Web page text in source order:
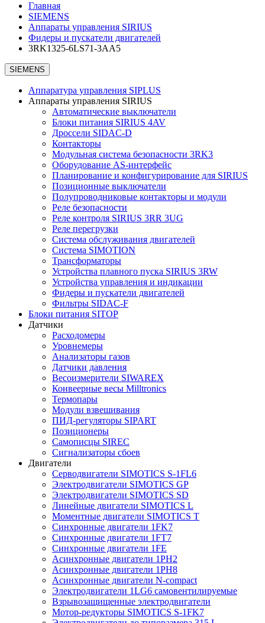
Главная
SIEMENS
Аппараты управления SIRIUS
Фидеры и пускатели двигателей
3RK1325-6LS71-3AA5
SIEMENS
Аппаратура управления SIPLUS
Аппараты управления SIRIUS
Автоматические выключатели
Блоки питания SIRIUS 4AV
Дроссели SIDAC-D
Контакторы
Модульная система безопасности 3RK3
Оборудование AS-интерфейс
Планирование и конфигурирование для SIRIUS
Позиционные выключатели
Полупроводниковые контакторы и модули
Реле безопасности
Реле контроля SIRIUS 3RR 3UG
Реле перегрузки
Сиcтема обслуживания двигателей
Система SIMOTION
Трансформаторы
Устройства плавного пуска SIRIUS 3RW
Устройства управления и индикации
Фидеры и пускатели двигателей
Фильтры SIDAC-F
Блоки питания SITOP
Датчики
Расходомеры
Уровнемеры
Анализаторы газов
Датчики давления
Весоизмерители SIWAREX
Конвеерные весы Milltronics
Термопары
Модули взвешивания
ПИД-регуляторы SIPART
Позиционеры
Самописцы SIREC
Сигнализаторы сбоев
Двигатели
Серводвигатели SIMOTICS S-1FL6
Электродвигатели SIMOTICS GP
Электродвигатели SIMOTICS SD
Линейные двигатели SIMOTICS L
Моментные двигатели SIMOTICS T
Синхронные двигатели 1FK7
Синхронные двигатели 1FT7
Синхронные двигатели 1FE
Асинхронные двигатели 1PH2
Асинхронные двигатели 1PH8
Асинхронные двигатели N-compact
Электродвигатели 1LG6 cамовентилируемые
Взрывозащищенные электродвигатели
Мотор-редукторы SIMOTICS S-1FK7